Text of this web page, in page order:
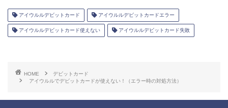
アイウルルデビットカード アイウルルデビットカードエラー
アイウルルデビットカード使えない アイウルルデビットカード失敗
HOME
デビットカード
アイウルルでデビットカードが使えない！（エラー時の対処方法）